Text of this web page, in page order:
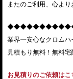
またのご利用、心より
業界一安心なクロムハ
見積もり無料！無料
お見積りのご依頼はこ